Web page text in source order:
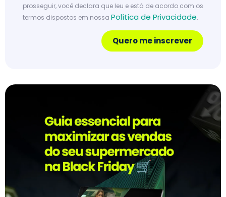
prosseguir, você declara que leu e está de acordo com os
termos dispostos em nossa Política de Privacidade.
Quero me inscrever